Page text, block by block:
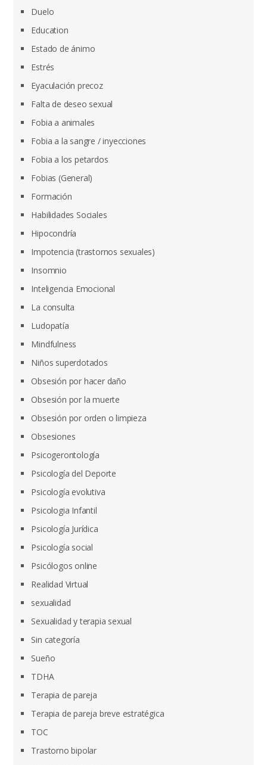
Duelo
Education
Estado de ánimo
Estrés
Eyaculación precoz
Falta de deseo sexual
Fobia a animales
Fobia a la sangre / inyecciones
Fobia a los petardos
Fobias (General)
Formación
Habilidades Sociales
Hipocondría
Impotencia (trastornos sexuales)
Insomnio
Inteligencia Emocional
La consulta
Ludopatía
Mindfulness
Niños superdotados
Obsesión por hacer daño
Obsesión por la muerte
Obsesión por orden o limpieza
Obsesiones
Psicogerontología
Psicología del Deporte
Psicología evolutiva
Psicologia Infantil
Psicología Jurídica
Psicología social
Psicólogos online
Realidad Virtual
sexualidad
Sexualidad y terapia sexual
Sin categoría
Sueño
TDHA
Terapia de pareja
Terapia de pareja breve estratégica
TOC
Trastorno bipolar